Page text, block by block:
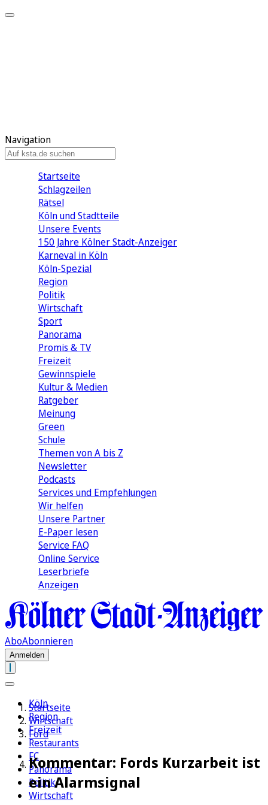
Navigation
Startseite
Schlagzeilen
Rätsel
Köln und Stadtteile
Unsere Events
150 Jahre Kölner Stadt-Anzeiger
Karneval in Köln
Köln-Spezial
Region
Politik
Wirtschaft
Sport
Panorama
Promis & TV
Freizeit
Gewinnspiele
Kultur & Medien
Ratgeber
Meinung
Green
Schule
Themen von A bis Z
Newsletter
Podcasts
Services und Empfehlungen
Wir helfen
Unsere Partner
E-Paper lesen
Service FAQ
Online Service
Leserbriefe
Anzeigen
AboAbonnieren
Anmelden
Köln
Region
Freizeit
Restaurants
FC
Panorama
Politik
Wirtschaft
Startseite
Wirtschaft
Ford
Kommentar: Fords Kurzarbeit ist
ein Alarmsignal